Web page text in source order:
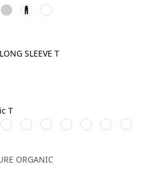
Heather
Grey
Deep
Navy
Dark
Grey
SLEEVE T
Bright
Royal
Bottle
Green
Classic
Red
StoneNaturalConvoy
Grey
Light
Oxford
ORGANIC